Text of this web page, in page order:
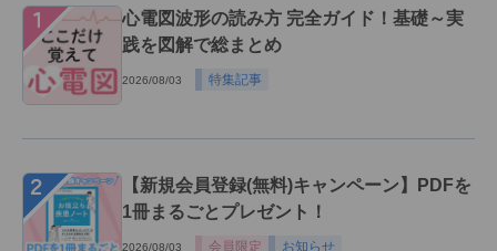
１
心電図波形の読み方 完全ガイド！基礎～実
践を図解で総まとめ
2026/08/03 特集記事
２
【新規会員登録(無料)キャンペーン】PDFを
1冊まるごとプレゼント！
2026/08/03 会員限定 お知らせ